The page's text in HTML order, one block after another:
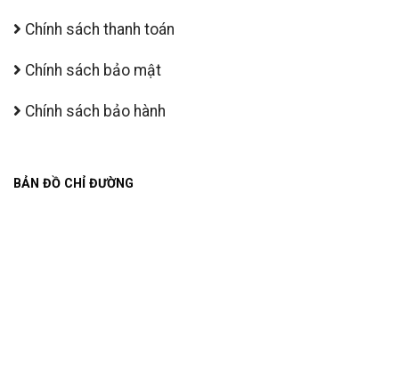
Chính sách thanh toán
Chính sách bảo mật
Chính sách bảo hành
BẢN ĐỒ CHỈ ĐƯỜNG